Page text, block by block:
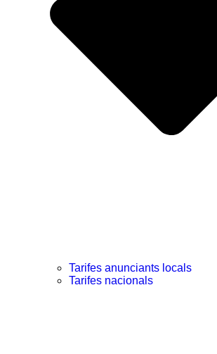
Tarifes anunciants locals
Tarifes nacionals